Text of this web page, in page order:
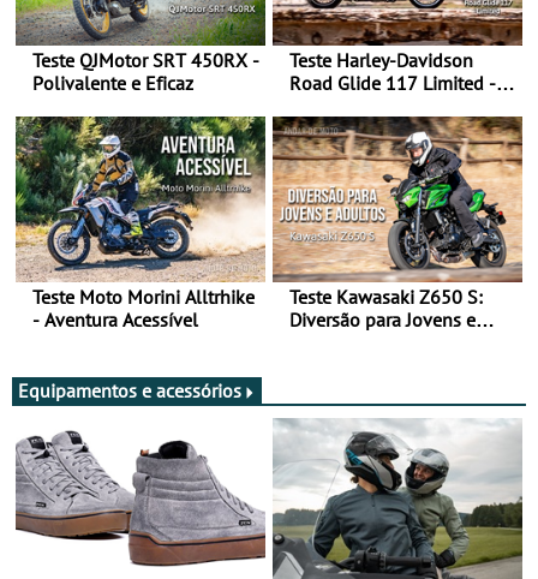
Teste QJMotor SRT 450RX -
Polivalente e Eficaz
Teste Harley-Davidson
Road Glide 117 Limited - A
Teste Moto Morini Alltrhike
- Aventura Acessível
Teste Kawasaki Z650 S:
Diversão para Jovens e
Equipamentos e acessórios